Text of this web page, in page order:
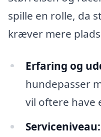
spille en rolle, da
kræver mere
Erfaring og
hundepasser
vil oftere have
Serviceniveau: